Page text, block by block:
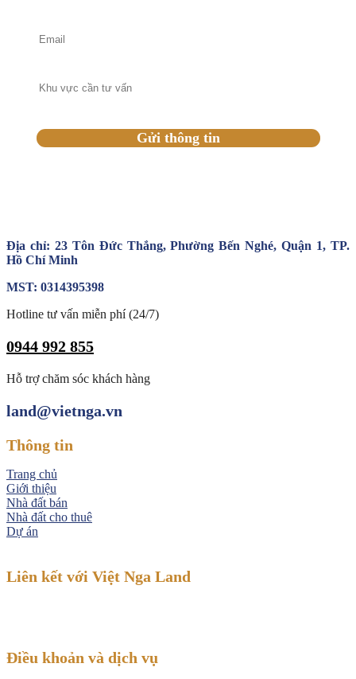
Địa chỉ: 23 Tôn Đức Thắng, Phường Bến Nghé, Quận 1, TP.
Hồ Chí Minh
MST: 0314395398
Hotline tư vấn miễn phí (24/7)
0944 992 855
Hỗ trợ chăm sóc khách hàng
land@vietnga.vn
Thông tin
Trang chủ
Giới thiệu
Nhà đất bán
Nhà đất cho thuê
Dự án
Liên kết với Việt Nga Land
Điều khoản và dịch vụ